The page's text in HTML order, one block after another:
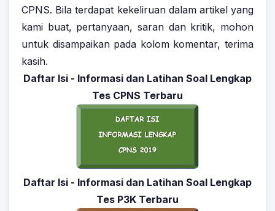
CPNS. Bila terdapat kekeliruan dalam artikel yang
kami buat, pertanyaan, saran dan kritik, mohon
untuk disampaikan pada kolom komentar, terima
kasih.
Daftar Isi - Informasi dan Latihan Soal Lengkap
Tes CPNS Terbaru
Daftar Isi - Informasi dan Latihan Soal Lengkap
Tes P3K Terbaru